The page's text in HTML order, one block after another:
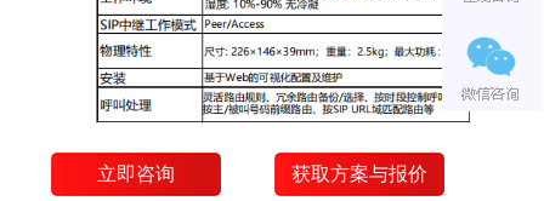
立即咨询 获取方案与报价